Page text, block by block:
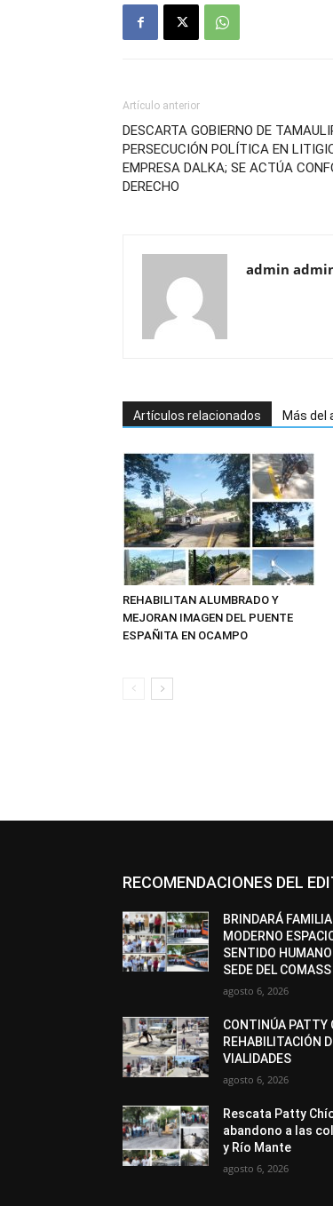
Artículo anterior
DESCARTA GOBIERNO DE
PERSECUCIÓN POLÍTICA EN
EMPRESA DALKA; SE ACTÚA
DERECHO
admin
Artículos relacionados Más del
REHABILITAN ALUMBRADO Y
MEJORAN IMAGEN DEL PUENTE
ESPAÑITA EN OCAMPO
RECOMENDACIONES DEL
BRINDARÁ
MODERNO
SENTIDO
SEDE DEL COMASS
agosto 6, 2026
CONTINÚA PATTY
REHABILITACIÓN
VIALIDADES
agosto 6, 2026
Rescata Patty
abandono a las
y Río Mante
agosto 6, 2026